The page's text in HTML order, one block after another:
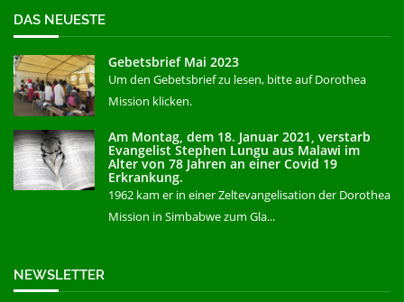
DAS NEUESTE
Gebetsbrief Mai 2023
Um den Gebetsbrief zu lesen, bitte auf Dorothea
Mission klicken.
Am Montag, dem 18. Januar 2021, verstarb
Evangelist Stephen Lungu aus Malawi im
Alter von 78 Jahren an einer Covid 19
Erkrankung.
1962 kam er in einer Zeltevangelisation der Dorothea
Mission in Simbabwe zum Gla...
NEWSLETTER